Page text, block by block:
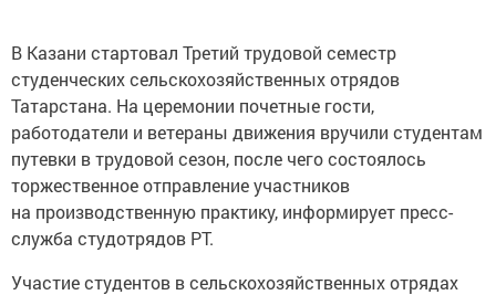
В Казани стартовал Третий трудовой семестр
студенческих сельскохозяйственных отрядов
Татарстана. На церемонии почетные гости,
работодатели и ветераны движения вручили студентам
путевки в трудовой сезон, после чего состоялось
торжественное отправление участников
на производственную практику, информирует пресс-
служба студотрядов РТ.
Участие студентов в сельскохозяйственных отрядах